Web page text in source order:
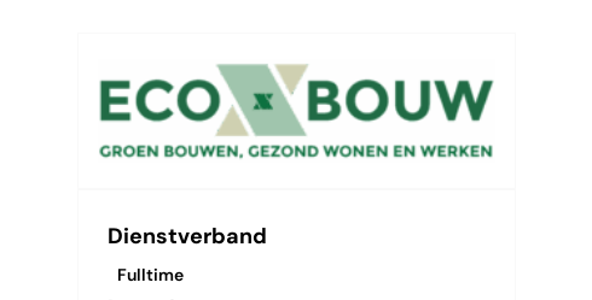
Dienstverband
Fulltime